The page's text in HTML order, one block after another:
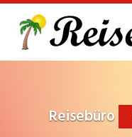
main
Reisebüro